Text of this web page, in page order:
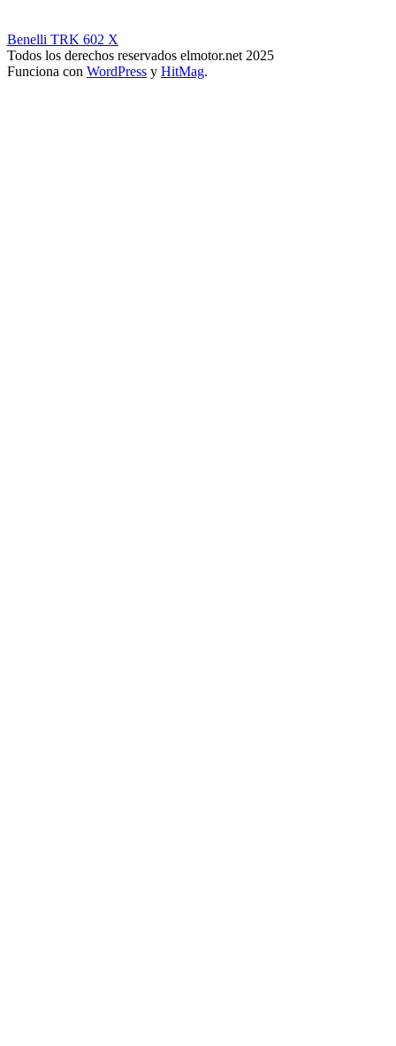
Benelli TRK 602 X
Todos los derechos reservados elmotor.net 2025
Funciona con WordPress y HitMag.